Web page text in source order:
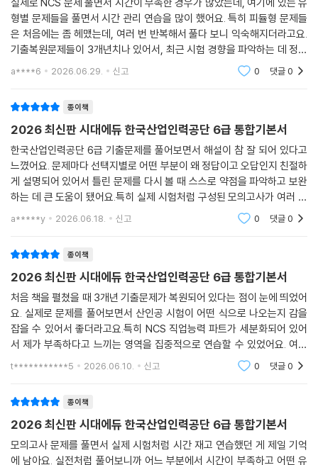
형별 문제들을 풀면서 시간 관리 연습을 많이 했어요. 특히 피듈형 문제들
은 처음에는 좀 헤맸는데, 여러 번 반복해서 풀다 보니 익숙해지더라고요.
기출복원문제들이 3개년치나 있어서, 최근 시험 경향을 파악하는 데 정말
도움이 많이 됐어요. 어떤 영역에서 주로 출제되는지, 문제 유형은 어떻게
a****6 2026.06.29. 신고 0 댓글0
종이책
2026 최신판 시대에듀 한국산업인력공단 6급 통합기본서
한국산업인력공단 6급 기출문제를 풀어보면서 해설이 참 잘 되어 있다고
느꼈어요. 문제마다 선택지별로 어떤 부분이 왜 정답이고 오답인지 친절하
게 설명되어 있어서 틀린 문제를 다시 볼 때 스스로 약점을 파악하고 보완
하는 데 큰 도움이 됐어요.특히 실제 시험처럼 구성된 모의고사가 여러 번
제공돼서 좋았어요. 시간 맞춰 풀어보면서 실전 감각을 익히고, 부족한 영
역을 미리 파악
a*****y 2026.06.18. 신고 0 댓글0
종이책
2026 최신판 시대에듀 한국산업인력공단 6급 통합기본서
처음 책을 펼쳤을 때 3개년 기출문제가 복원되어 있다는 점이 눈에 띄었어
요. 실제로 문제를 풀어보면서 산인공 시험이 어떤 식으로 나오는지 감을
잡을 수 있어서 좋더라고요.특히 NCS 직업능력 파트가 세분화되어 있어
서 제가 부족하다고 느끼는 영역을 집중적으로 연습할 수 있었어요. 여러
유형의 문제들을 풀어보면서 문제 해결 능력을 키우는 데 도움이 많이 됐
t***********5 2026.06.10. 신고 0 댓글0
종이책
2026 최신판 시대에듀 한국산업인력공단 6급 통합기본서
모의고사 문제를 풀면서 실제 시험처럼 시간 재고 연습했던 게 제일 기억
에 남아요. 실전처럼 풀어보니까 어느 부분에서 시간이 부족하고 어떤 유